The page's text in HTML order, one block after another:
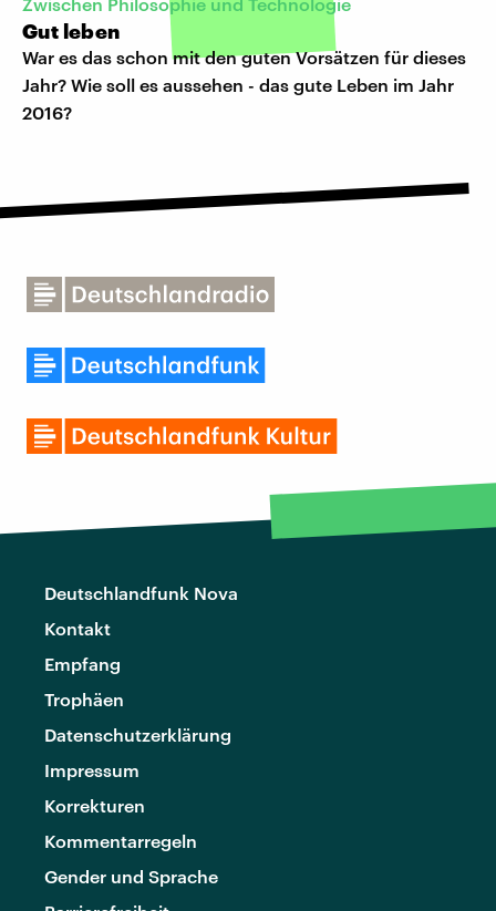
Zwischen Philosophie und Technologie
Gut leben
War es das schon mit den guten Vorsätzen für dieses
Jahr? Wie soll es aussehen - das gute Leben im Jahr
2016?
Deutschlandfunk Nova
Kontakt
Empfang
Trophäen
Datenschutzerklärung
Impressum
Korrekturen
Kommentarregeln
Gender und Sprache